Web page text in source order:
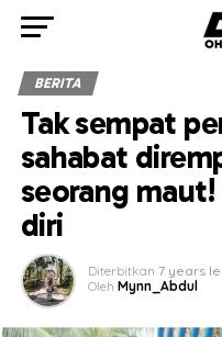
BERITA
Tak sempat
sahabat
seorang
diri
Diterbitkan 7 years
Oleh Mynn_Abdul